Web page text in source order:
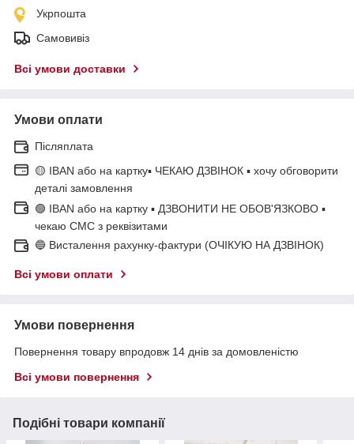
Укрпошта
Самовивіз
Всі умови доставки
Умови оплати
Післяплата
🟡 IBAN або на картку▪ ЧЕКАЮ ДЗВІНОК ▪ хочу обговорити
деталі замовлення
🟢 IBAN або на картку ▪ ДЗВОНИТИ НЕ ОБОВ'ЯЗКОВО ▪
чекаю СМС з реквізитами
🔵 Висталення рахунку-фактури (ОЧІКУЮ НА ДЗВІНОК)
Всі умови оплати
Умови повернення
Повернення товару впродовж 14 днів за домовленістю
Всі умови повернення
Подібні товари компанії